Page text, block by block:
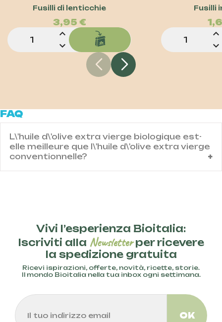
Fusilli di lenticchie
Prezzo
3,95 €
expand_less
expand_more
Fusilli
expand_less
expand_more
FAQ
L\'huile d\'olive extra vierge biologique est-
elle meilleure que l\'huile d\'olive extra vierge
conventionnelle?
Vivi l’esperienza Bioitalia:
Iscriviti alla Newsletterper ricevere
la spedizione gratuita
Ricevi ispirazioni, offerte, novità, ricette, storie.
Il mondo Bioitalia nella tua inbox ogni settimana.